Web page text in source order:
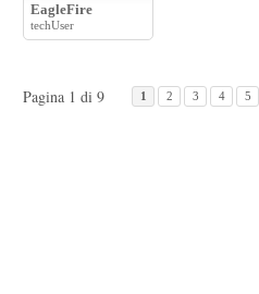
EagleFire
techUser
Pagina 1 di 9 1 2 3 4 5